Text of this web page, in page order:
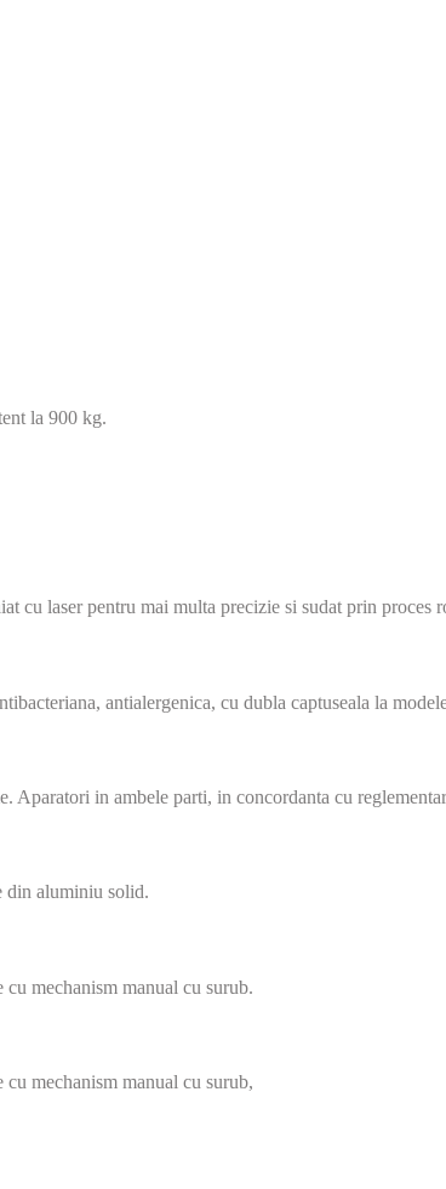
la 900 kg.
cu laser pentru mai multa precizie si sudat prin proces
antialergenica, cu dubla captuseala la
Aparatori in ambele parti, in concordanta cu
din aluminiu solid.
mechanism manual cu surub.
mechanism manual cu surub,